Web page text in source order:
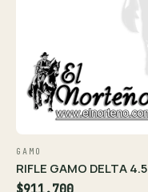
GAMO
RIFLE GAMO DELTA 4.5